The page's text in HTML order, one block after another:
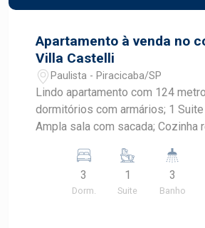
Apartamento à venda no
Villa Castelli
Paulista - Piracicaba/SP
Lindo apartamento com 124
dormitórios com armários; 1
Ampla sala com sacada; Cozinha
3
Dorm.
1
Suite
3
Banho